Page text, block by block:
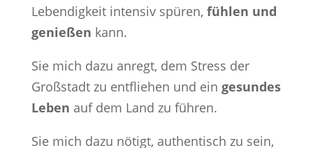
Lebendigkeit intensiv spüren, fühlen und
genießen kann.
Sie mich dazu anregt, dem Stress der
Großstadt zu entfliehen und ein gesundes
Leben auf dem Land zu führen.
Sie mich dazu nötigt, authentisch zu sein,